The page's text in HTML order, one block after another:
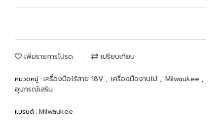
เพิ่มรายการโปรด เปรียบเทียบ
หมวดหมู่ : เครื่องมือไร้สาย 18V , เครื่องมืองานไม้ , Milwaukee ,
อุปกรณ์เสริม
แบรนด์ : Milwaukee